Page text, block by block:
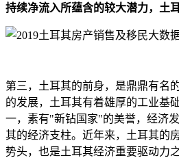
持续净流入所蕴含的较大潜力，土
第三，土耳其的前身，是鼎鼎有名
的发展，土耳其有着雄厚的工业基
一，素有"新钻国家"的美誉，经济
其的经济支柱。近年来，土耳其的
势头，也是土耳其经济重要驱动力之